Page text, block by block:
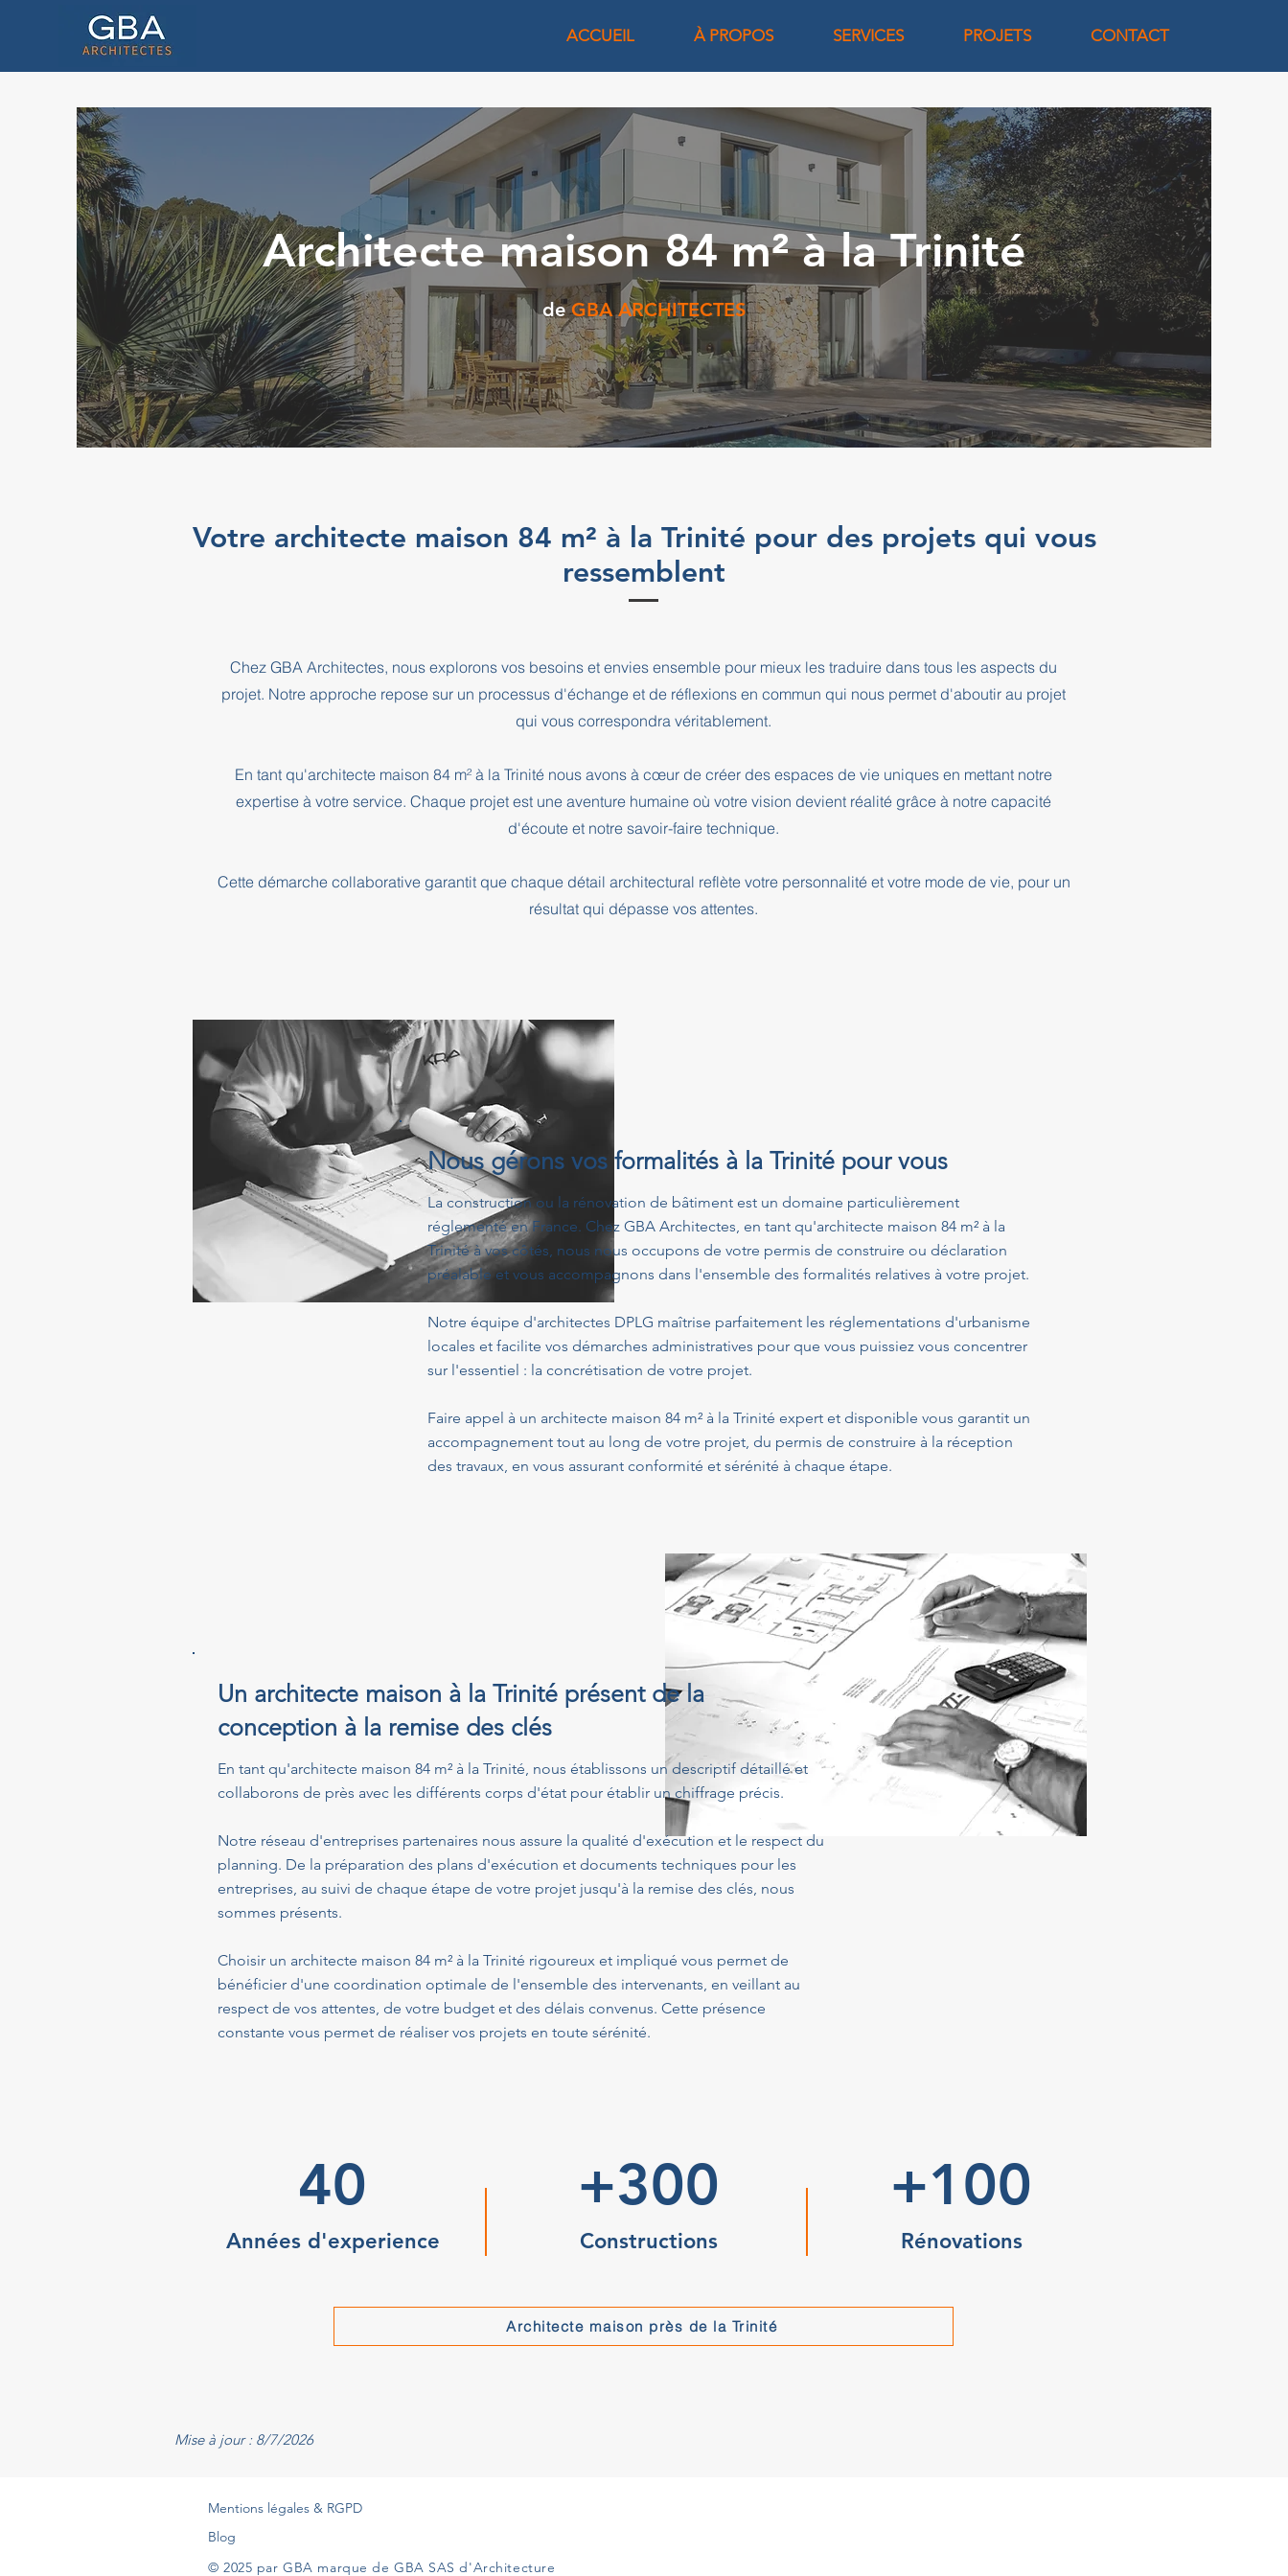
ACCUEIL À PROPOS SERVICES PROJETS CONTACT
Architecte maison 84 m² à la Trinité
de GBA ARCHITECTES
Votre architecte maison 84 m² à la Trinité pour des projets qui vous
ressemblent
Chez GBA Architectes, nous explorons vos besoins et envies ensemble pour mieux les traduire dans tous les aspects du
projet. Notre approche repose sur un processus d'échange et de réflexions en commun qui nous permet d'aboutir au projet
qui vous correspondra véritablement.
En tant qu'architecte maison 84 m² à la Trinité nous avons à cœur de créer des espaces de vie uniques en mettant notre
expertise à votre service. Chaque projet est une aventure humaine où votre vision devient réalité grâce à notre capacité
d'écoute et notre savoir-faire technique.
Cette démarche collaborative garantit que chaque détail architectural reflète votre personnalité et votre mode de vie, pour un
résultat qui dépasse vos attentes.
Nous gérons vos formalités à la Trinité pour vous
La construction ou la rénovation de bâtiment est un domaine particulièrement
réglementé en France. Chez GBA Architectes, en tant qu'architecte maison 84 m² à la
Trinité à vos côtés, nous nous occupons de votre permis de construire ou déclaration
préalable et vous accompagnons dans l'ensemble des formalités relatives à votre projet.
Notre équipe d'architectes DPLG maîtrise parfaitement les réglementations d'urbanisme
locales et facilite vos démarches administratives pour que vous puissiez vous concentrer
sur l'essentiel : la concrétisation de votre projet.
Faire appel à un architecte maison 84 m² à la Trinité expert et disponible vous garantit un
accompagnement tout au long de votre projet, du permis de construire à la réception
des travaux, en vous assurant conformité et sérénité à chaque étape.
Un architecte maison à la Trinité présent de la
conception à la remise des clés
En tant qu'architecte maison 84 m² à la Trinité, nous établissons un descriptif détaillé et
collaborons de près avec les différents corps d'état pour établir un chiffrage précis.
Notre réseau d'entreprises partenaires nous assure la qualité d'exécution et le respect du
planning. De la préparation des plans d'exécution et documents techniques pour les
entreprises, au suivi de chaque étape de votre projet jusqu'à la remise des clés, nous
sommes présents.
Choisir un architecte maison 84 m² à la Trinité rigoureux et impliqué vous permet de
bénéficier d'une coordination optimale de l'ensemble des intervenants, en veillant au
respect de vos attentes, de votre budget et des délais convenus. Cette présence
constante vous permet de réaliser vos projets en toute sérénité.
40
Années d'experience
+300
Constructions
+100
Rénovations
Architecte maison près de la Trinité
Mise à jour : 8/7/2026
Mentions légales & RGPD
Blog
© 2025 par GBA marque de GBA SAS d'Architecture